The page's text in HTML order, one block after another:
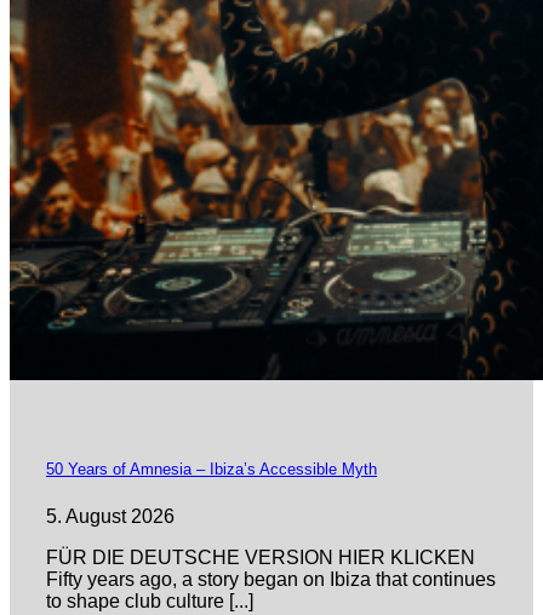
50 Years of Amnesia – Ibiza’s Accessible Myth
5. August 2026
FÜR DIE DEUTSCHE VERSION HIER KLICKEN
Fifty years ago, a story began on Ibiza that continues
to shape club culture [...]